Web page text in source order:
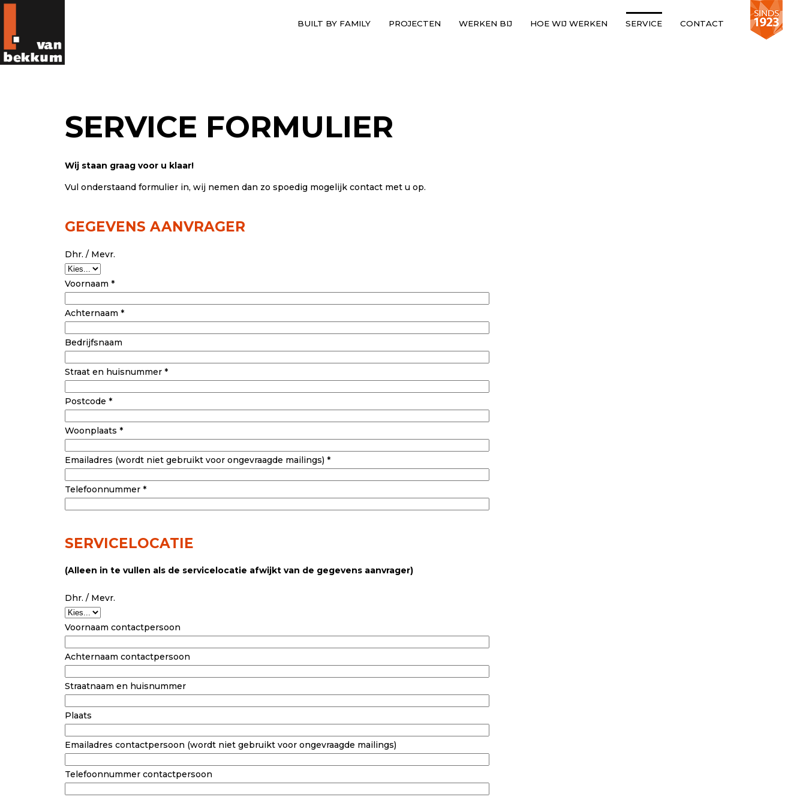
BUILT BY FAMILY PROJECTEN WERKEN BIJ HOE WIJ WERKEN SERVICE CONTACT
SERVICE FORMULIER
Wij staan graag voor u klaar!
Vul onderstaand formulier in, wij nemen dan zo spoedig mogelijk contact met u op.
GEGEVENS AANVRAGER
Dhr. / Mevr.
Voornaam *
Achternaam *
Bedrijfsnaam
Straat en huisnummer *
Postcode *
Woonplaats *
Emailadres (wordt niet gebruikt voor ongevraagde mailings) *
Telefoonnummer *
SERVICELOCATIE
(Alleen in te vullen als de servicelocatie afwijkt van de gegevens aanvrager)
Dhr. / Mevr.
Voornaam contactpersoon
Achternaam contactpersoon
Straatnaam en huisnummer
Plaats
Emailadres contactpersoon (wordt niet gebruikt voor ongevraagde mailings)
Telefoonnummer contactpersoon